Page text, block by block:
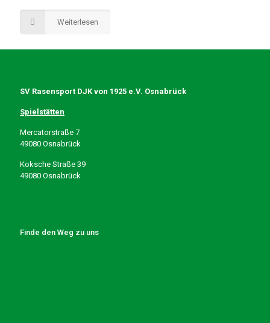
Weiterlesen
SV Rasensport DJK von 1925 e.V. Osnabrück
Spielstätten
Mercatorstraße 7
49080 Osnabrück
Koksche Straße 39
49080 Osnabrück
Finde den Weg zu uns